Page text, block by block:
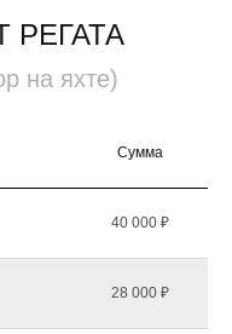
на яхте)
Сумма
40 000 ₽
28 000 ₽